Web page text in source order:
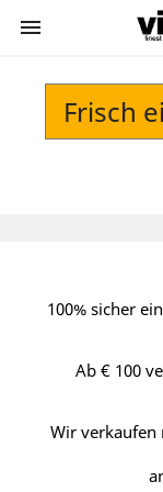

Frisch
100% sicher
Ab € 100
Wir verkaufen